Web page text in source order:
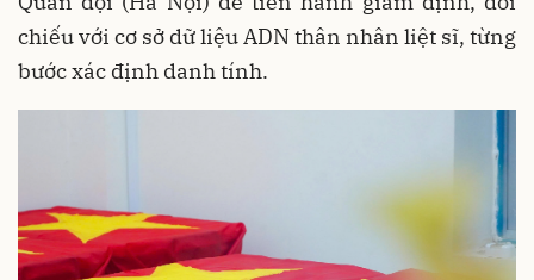
chiếu với cơ sở dữ liệu ADN thân nhân liệt sĩ, từng
bước xác định danh tính.